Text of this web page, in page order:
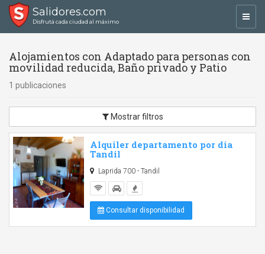
Salidores.com
Disfrutá cada ciudad al máximo
Alojamientos con Adaptado para personas con
movilidad reducida, Baño privado y Patio
1 publicaciones
Mostrar filtros
Alquiler departamento por dia
Tandil
Laprida 700 - Tandil
Consultar disponibilidad